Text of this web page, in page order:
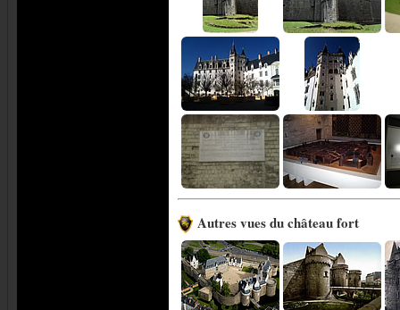
Autres vues du château fort